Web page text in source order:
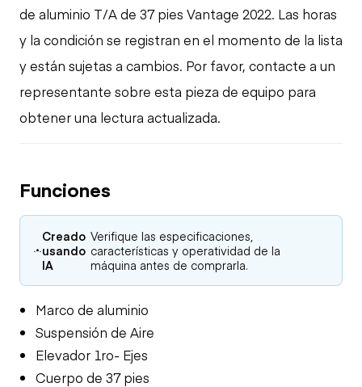
de aluminio T/A de 37 pies Vantage 2022. Las horas
y la condición se registran en el momento de la lista
y están sujetas a cambios. Por favor, contacte a un
representante sobre esta pieza de equipo para
obtener una lectura actualizada.
Funciones
Creado
usando
IA
Verifique las especificaciones,
características y operatividad de la
máquina antes de comprarla.
Marco de aluminio
Suspensión de Aire
Elevador 1ro- Ejes
Cuerpo de 37 pies